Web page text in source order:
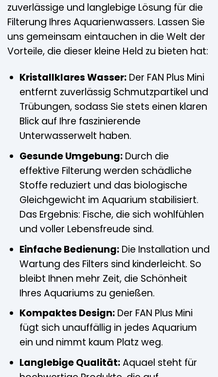
zuverlässige und langlebige Lösung für die
Filterung Ihres Aquarienwassers. Lassen Sie
uns gemeinsam eintauchen in die Welt der
Vorteile, die dieser kleine Held zu bieten hat:
Kristallklares Wasser:Der FAN Plus Mini
entfernt zuverlässig Schmutzpartikel und
Trübungen, sodass Sie stets einen klaren
Blick auf Ihre faszinierende
Unterwasserwelt haben.
Gesunde Umgebung:Durch die
effektive Filterung werden schädliche
Stoffe reduziert und das biologische
Gleichgewicht im Aquarium stabilisiert.
Das Ergebnis: Fische, die sich wohlfühlen
und voller Lebensfreude sind.
Einfache Bedienung:Die Installation und
Wartung des Filters sind kinderleicht. So
bleibt Ihnen mehr Zeit, die Schönheit
Ihres Aquariums zu genießen.
Kompaktes Design:Der FAN Plus Mini
fügt sich unauffällig in jedes Aquarium
ein und nimmt kaum Platz weg.
Langlebige Qualität:Aquael steht für